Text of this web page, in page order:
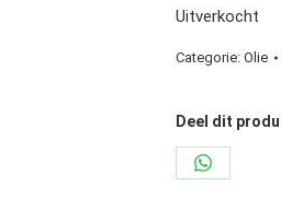
Uitverkocht
Categorie: Olie
Deel dit
Share